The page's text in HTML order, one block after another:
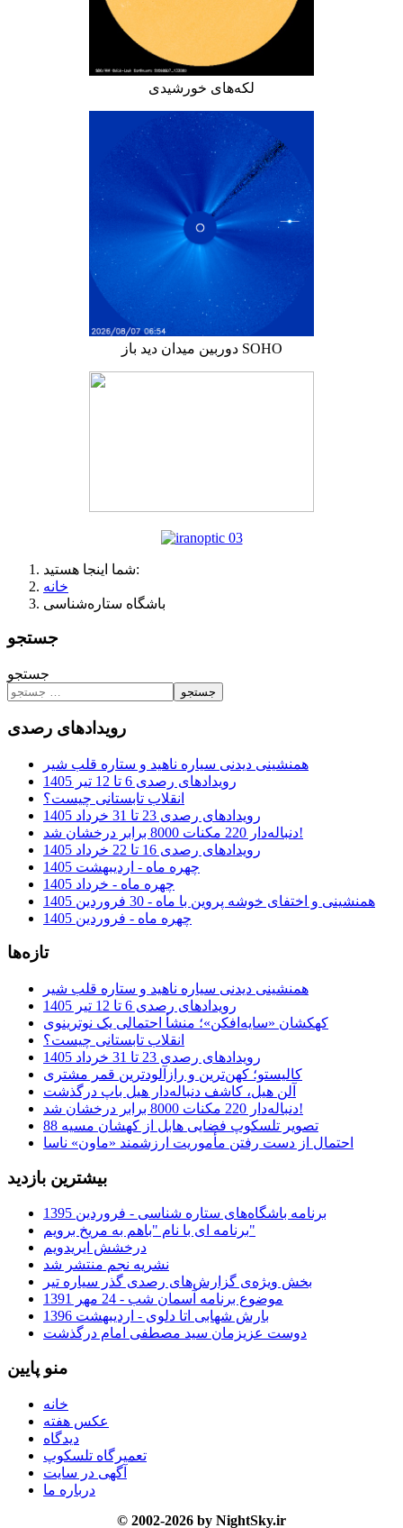
لکه‌های خورشیدی
دوربین میدان دید باز SOHO
شما اینجا هستید:
خانه
باشگاه ستاره‌شناسی
جستجو
جستجو
جستجو
رویدادهای رصدی
همنشینی دیدنی سیاره ناهید و ستاره قلب شیر
رویدادهای رصدی 6 تا 12 تیر 1405
انقلاب تابستانی چیست؟
رویدادهای رصدی 23 تا 31 خرداد 1405
دنباله‌دار 220 مکنات 8000 برابر درخشان شد!
رویدادهای رصدی 16 تا 22 خرداد 1405
چهره ماه - اردیبهشت 1405
چهره ماه - خرداد 1405
همنشینی و اختفای خوشه پروین با ماه - 30 فروردین 1405
چهره ماه - فروردین 1405
تازه‌ها
همنشینی دیدنی سیاره ناهید و ستاره قلب شیر
رویدادهای رصدی 6 تا 12 تیر 1405
کهکشان «سایه‌افکن»؛ منشأ احتمالی یک نوترینوی
انقلاب تابستانی چیست؟
رویدادهای رصدی 23 تا 31 خرداد 1405
کالیستو؛ کهن‌ترین و رازآلودترین قمر مشتری
آلن هیل، کاشف دنباله‌دار هیل باپ درگذشت
دنباله‌دار 220 مکنات 8000 برابر درخشان شد!
تصویر تلسکوپ فضایی هابل از کهشان مسیه 88
احتمال از دست رفتن مأموریت ارزشمند «ماون» ناسا
بیشترین بازدید
برنامه باشگاه‌های ستاره شناسی - فروردین 1395
برنامه ای با نام "باهم به مریخ برویم"
درخشش ایریدویم
نشریه نجم منتشر شد
بخش ویژه‌ی گزارش‌های رصدی گذر سیاره تیر
موضوع برنامه آسمان شب - 24 مهر 1391
بارش شهابی اتا دلوی - اردیبهشت 1396
دوست عزیزمان سید مصطفی امام درگذشت
منو پایین
خانه
عکس هفته
دیدگاه
تعمیرگاه تلسکوپ
آگهی در سایت
درباره ما
© 2002-2026 by NightSky.ir